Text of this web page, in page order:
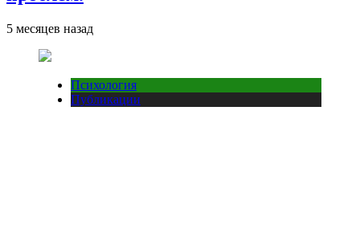
5 месяцев назад
Психология
Публикации